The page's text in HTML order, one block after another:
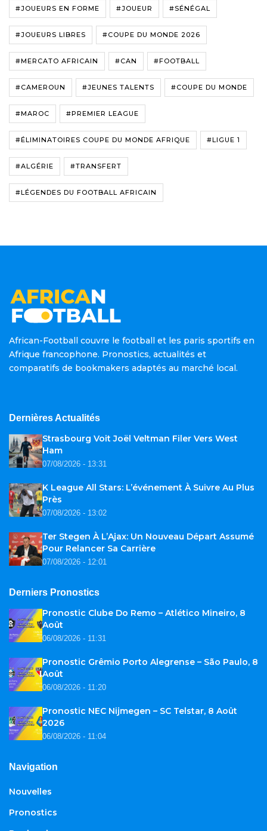
#JOUEURS EN FORME #JOUEUR #SÉNÉGAL
#JOUEURS LIBRES #COUPE DU MONDE 2026
#MERCATO AFRICAIN #CAN #FOOTBALL
#CAMEROUN #JEUNES TALENTS #COUPE DU MONDE
#MAROC #PREMIER LEAGUE
#ÉLIMINATOIRES COUPE DU MONDE AFRIQUE #LIGUE 1
#ALGÉRIE #TRANSFERT
#LÉGENDES DU FOOTBALL AFRICAIN
African-Football couvre le football et les paris sportifs en
Afrique francophone. Pronostics, actualités et
comparatifs de bookmakers adaptés au marché local.
Dernières Actualités
Strasbourg Voit Joël Veltman Filer Vers West
Ham
07/08/2026 - 13:31
K League All Stars: L’événement À Suivre Au Plus
Près
07/08/2026 - 13:02
Ter Stegen À L’Ajax: Un Nouveau Départ Assumé
Pour Relancer Sa Carrière
07/08/2026 - 12:01
Derniers Pronostics
Pronostic Clube Do Remo – Atlético Mineiro, 8
Août
06/08/2026 - 11:31
Pronostic Grêmio Porto Alegrense – São Paulo, 8
Août
06/08/2026 - 11:20
Pronostic NEC Nijmegen – SC Telstar, 8 Août
2026
06/08/2026 - 11:04
Navigation
Nouvelles
Pronostics